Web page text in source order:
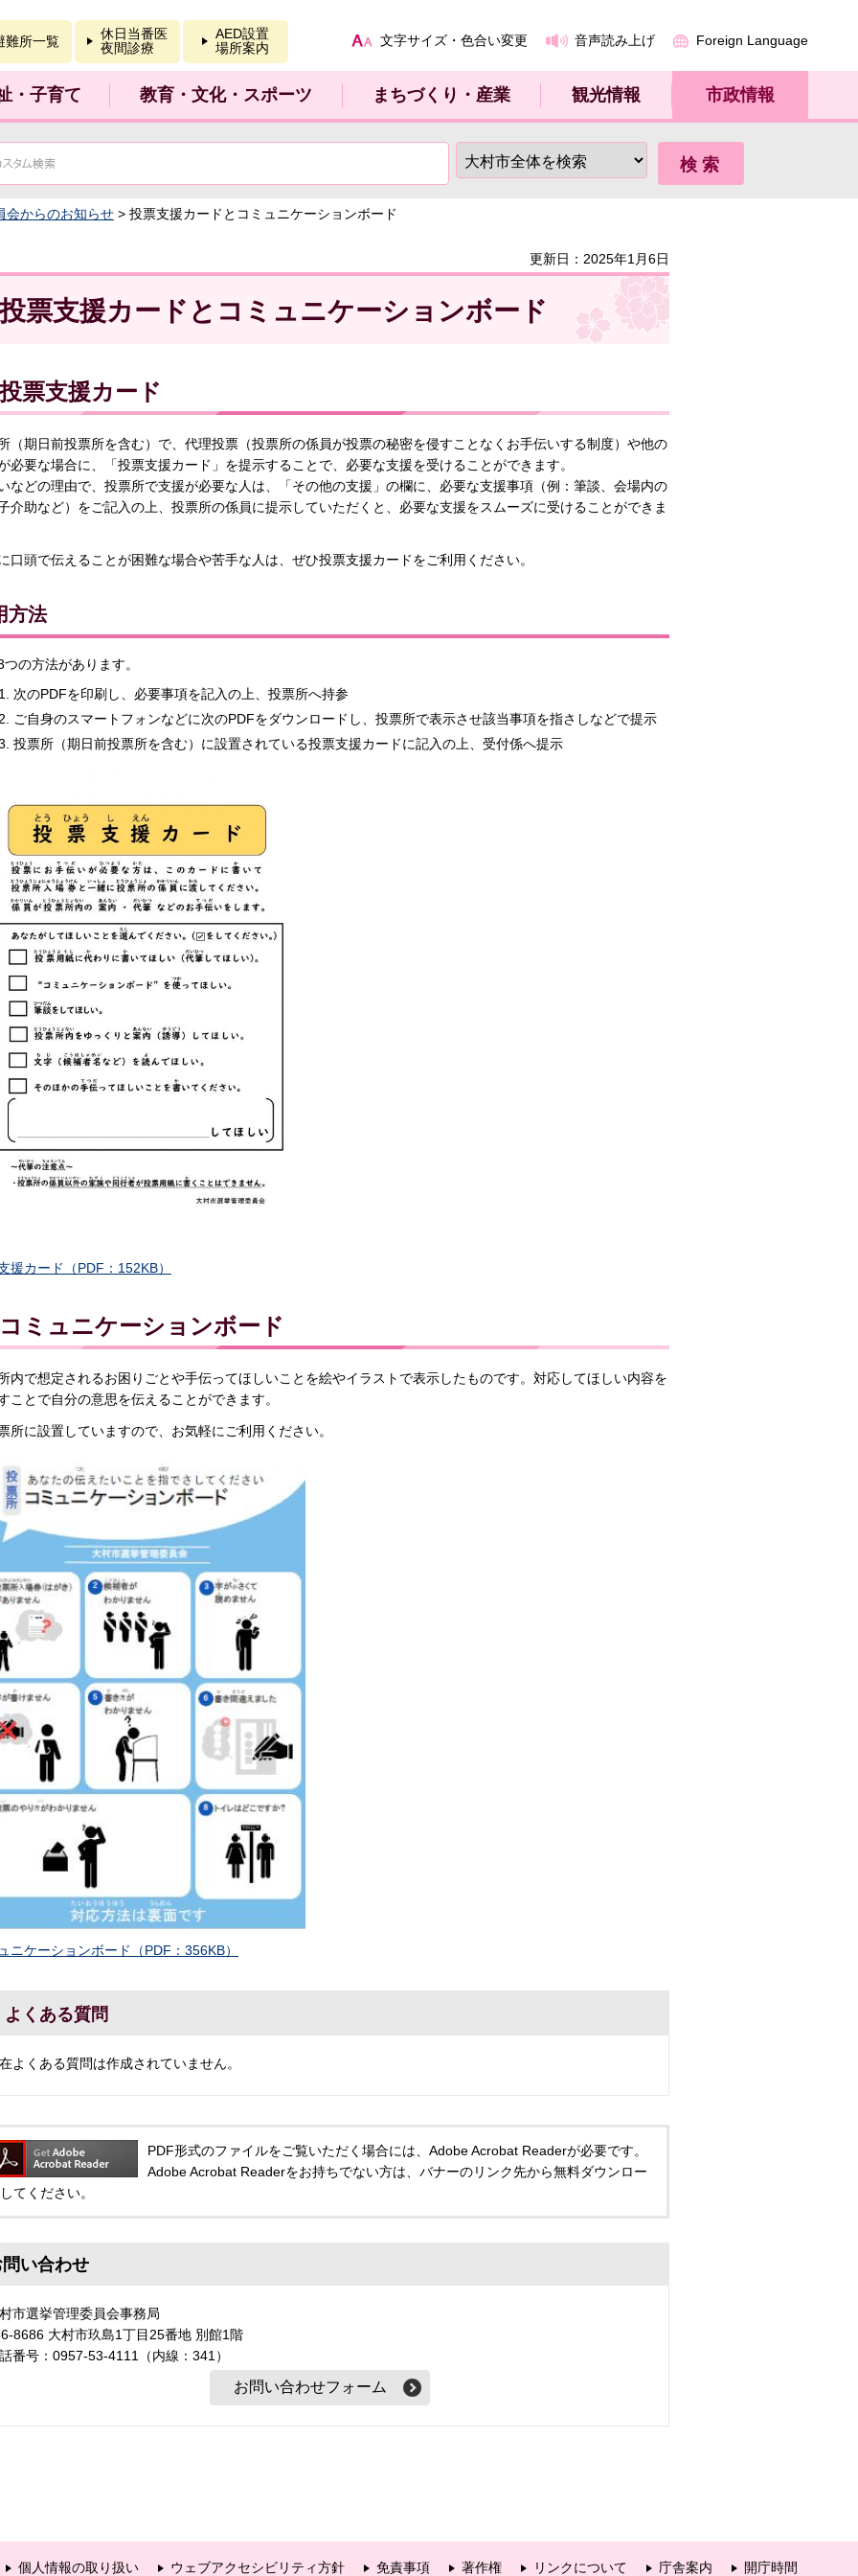
難所一覧
休日当番医
夜間診療
AED設置
場所案内
文字サイズ・色合い変更 音声読み上げ Foreign Language
・子育て 教育・文化・スポーツ まちづくり・産業 観光情報 市政情報
会からのお知らせ > 投票支援カードとコミュニケーションボード
更新日：2025年1月6日
投票支援カードとコミュニケーションボード
投票支援カード
（期日前投票所を含む）で、代理投票（投票所の係員が投票の秘密を侵すことなくお手伝いする制度）や他の
必要な場合に、「投票支援カード」を提示することで、必要な支援を受けることができます。
などの理由で、投票所で支援が必要な人は、「その他の支援」の欄に、必要な支援事項（例：筆談、会場内の
介助など）をご記入の上、投票所の係員に提示していただくと、必要な支援をスムーズに受けることができま
口頭で伝えることが困難な場合や苦手な人は、ぜひ投票支援カードをご利用ください。
方法
つの方法があります。
次のPDFを印刷し、必要事項を記入の上、投票所へ持参
ご自身のスマートフォンなどに次のPDFをダウンロードし、投票所で表示させ該当事項を指さしなどで提示
投票所（期日前投票所を含む）に設置されている投票支援カードに記入の上、受付係へ提示
援カード（PDF：152KB）
コミュニケーションボード
内で想定されるお困りごとや手伝ってほしいことを絵やイラストで表示したものです。対応してほしい内容を
ことで自分の意思を伝えることができます。
所に設置していますので、お気軽にご利用ください。
ニケーションボード（PDF：356KB）
よくある質問
よくある質問は作成されていません。
PDF形式のファイルをご覧いただく場合には、Adobe Acrobat Readerが必要です。
Adobe Acrobat Readerをお持ちでない方は、バナーのリンク先から無料ダウンロー
てください。
い合わせ
市選挙管理委員会事務局
8686 大村市玖島1丁目25番地 別館1階
番号：0957-53-4111（内線：341）
個人情報の取り扱い ウェブアクセシビリティ方針 免責事項 著作権 リンクについて 庁舎案内 開庁時間